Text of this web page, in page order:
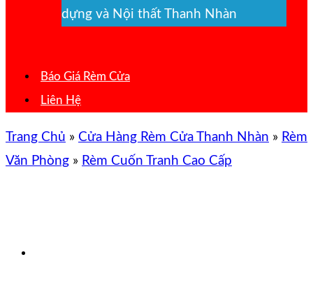
dựng và Nội thất Thanh Nhàn
Báo Giá Rèm Cửa
Liên Hệ
Trang Chủ » Cửa Hàng Rèm Cửa Thanh Nhàn » Rèm
Văn Phòng » Rèm Cuốn Tranh Cao Cấp